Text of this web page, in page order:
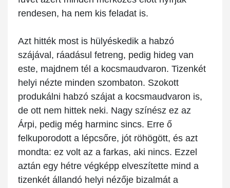
rendesen, ha nem kis feladat is.
Azt hitték most is hülyéskedik a habzó
szájával, ráadásul fetreng, pedig hideg van
este, majdnem tél a kocsmaudvaron. Tizenkét
helyi nézte minden szombaton. Szokott
produkálni habzó szájat a kocsmaudvaron is,
de ott nem hittek neki. Nagy színész ez az
Árpi, pedig még harminc sincs. Erre ő
felkuporodott a lépcsőre, jót röhögött, és azt
mondta: ez volt az a farkas, aki nincs. Ezzel
aztán egy hétre végképp elveszítette mind a
tizenkét állandó helyi nézője bizalmát a